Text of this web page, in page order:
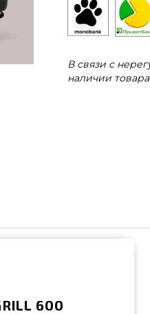
В связи с
наличии
600